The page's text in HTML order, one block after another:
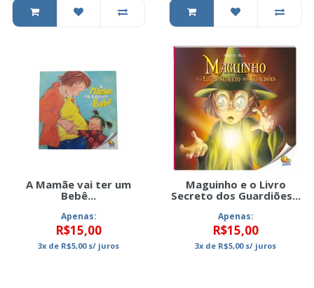
A Mamãe vai ter um
Bebê...
Apenas:
R$15,00
3x de R$5,00s/ juros
Maguinho e o Livro
Secreto dos Guardiões...
Apenas:
R$15,00
3x de R$5,00s/ juros